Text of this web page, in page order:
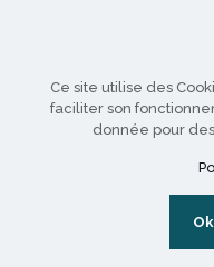
© 2025-26 Com'Art.
Ce site utilise des
faciliter son
donnée pour